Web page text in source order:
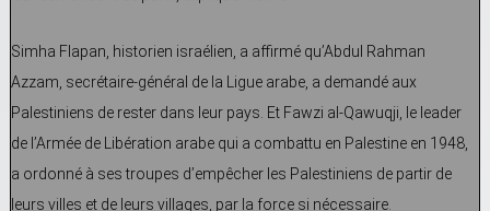
Simha Flapan, historien israélien, a affirmé qu’Abdul Rahman
Azzam, secrétaire-général de la Ligue arabe, a demandé aux
Palestiniens de rester dans leur pays. Et Fawzi al-Qawuqji, le leader
de l’Armée de Libération arabe qui a combattu en Palestine en 1948,
a ordonné à ses troupes d’empêcher les Palestiniens de partir de
leurs villes et de leurs villages, par la force si nécessaire.